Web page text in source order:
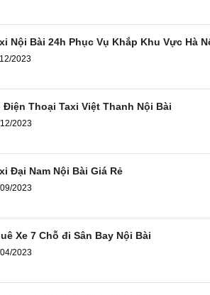
Nội Bài 24h Phục Vụ Khắp Khu Vực Hà
2023
Điện Thoại Taxi Việt Thanh Nội Bài
2023
Đại Nam Nội Bài Giá Rẻ
2023
Xe 7 Chỗ đi Sân Bay Nội Bài
2023